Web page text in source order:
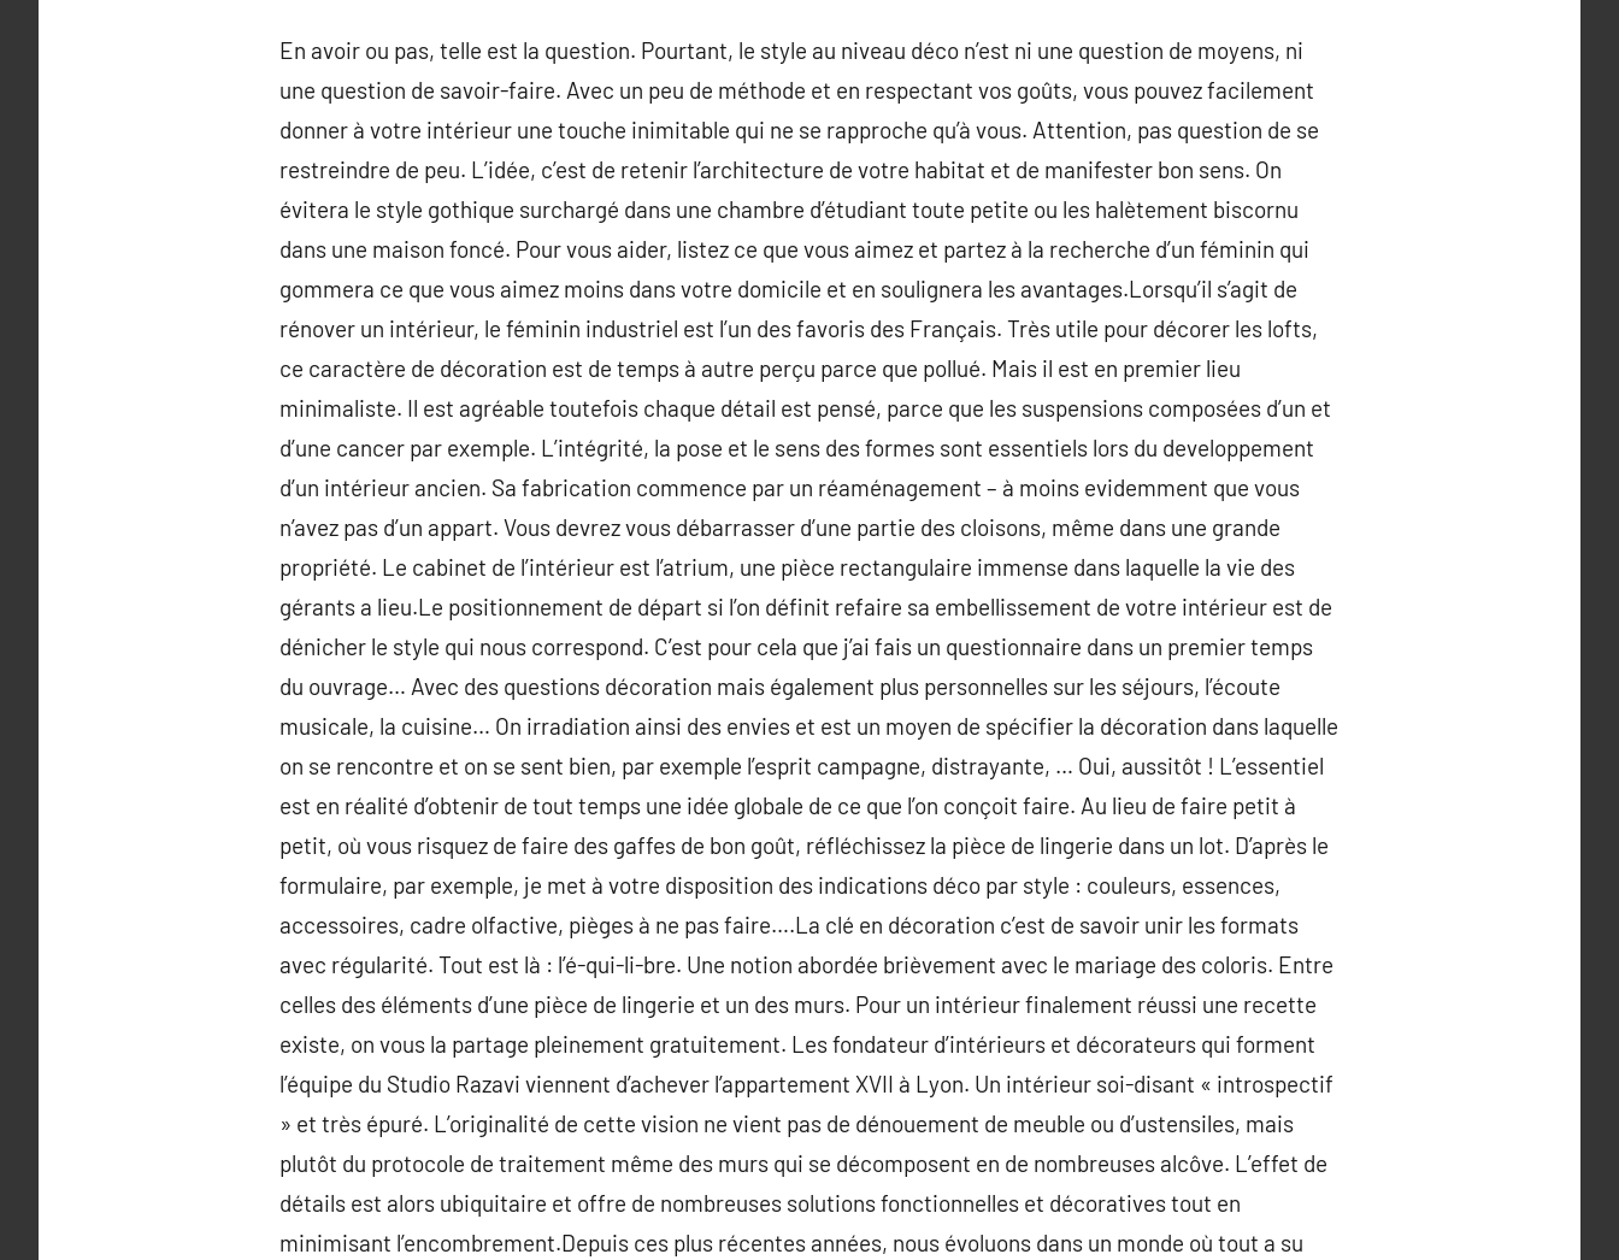
En avoir ou pas, telle est la question. Pourtant, le style au niveau déco n’est ni une question de moyens, ni
une question de savoir-faire. Avec un peu de méthode et en respectant vos goûts, vous pouvez facilement
donner à votre intérieur une touche inimitable qui ne se rapproche qu’à vous. Attention, pas question de se
restreindre de peu. L’idée, c’est de retenir l’architecture de votre habitat et de manifester bon sens. On
évitera le style gothique surchargé dans une chambre d’étudiant toute petite ou les halètement biscornu
dans une maison foncé. Pour vous aider, listez ce que vous aimez et partez à la recherche d’un féminin qui
gommera ce que vous aimez moins dans votre domicile et en soulignera les avantages.Lorsqu’il s’agit de
rénover un intérieur, le féminin industriel est l’un des favoris des Français. Très utile pour décorer les lofts,
ce caractère de décoration est de temps à autre perçu parce que pollué. Mais il est en premier lieu
minimaliste. Il est agréable toutefois chaque détail est pensé, parce que les suspensions composées d’un et
d’une cancer par exemple. L’intégrité, la pose et le sens des formes sont essentiels lors du developpement
d’un intérieur ancien. Sa fabrication commence par un réaménagement – à moins evidemment que vous
n’avez pas d’un appart. Vous devrez vous débarrasser d’une partie des cloisons, même dans une grande
propriété. Le cabinet de l’intérieur est l’atrium, une pièce rectangulaire immense dans laquelle la vie des
gérants a lieu.Le positionnement de départ si l’on définit refaire sa embellissement de votre intérieur est de
dénicher le style qui nous correspond. C’est pour cela que j’ai fais un questionnaire dans un premier temps
du ouvrage… Avec des questions décoration mais également plus personnelles sur les séjours, l’écoute
musicale, la cuisine… On irradiation ainsi des envies et est un moyen de spécifier la décoration dans laquelle
on se rencontre et on se sent bien, par exemple l’esprit campagne, distrayante, … Oui, aussitôt ! L’essentiel
est en réalité d’obtenir de tout temps une idée globale de ce que l’on conçoit faire. Au lieu de faire petit à
petit, où vous risquez de faire des gaffes de bon goût, réfléchissez la pièce de lingerie dans un lot. D’après le
formulaire, par exemple, je met à votre disposition des indications déco par style : couleurs, essences,
accessoires, cadre olfactive, pièges à ne pas faire….La clé en décoration c’est de savoir unir les formats
avec régularité. Tout est là : l’é-qui-li-bre. Une notion abordée brièvement avec le mariage des coloris. Entre
celles des éléments d’une pièce de lingerie et un des murs. Pour un intérieur finalement réussi une recette
existe, on vous la partage pleinement gratuitement. Les fondateur d’intérieurs et décorateurs qui forment
l’équipe du Studio Razavi viennent d’achever l’appartement XVII à Lyon. Un intérieur soi-disant « introspectif
» et très épuré. L’originalité de cette vision ne vient pas de dénouement de meuble ou d’ustensiles, mais
plutôt du protocole de traitement même des murs qui se décomposent en de nombreuses alcôve. L’effet de
détails est alors ubiquitaire et offre de nombreuses solutions fonctionnelles et décoratives tout en
minimisant l’encombrement.Depuis ces plus récentes années, nous évoluons dans un monde où tout a su